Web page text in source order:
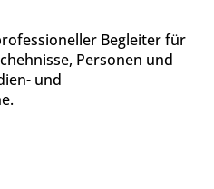
Begleiter für
Personen und
und